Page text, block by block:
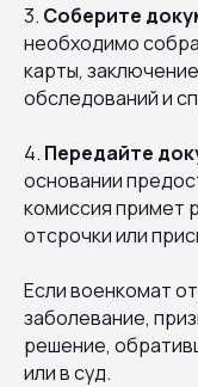
3. Соберите
необходимо
карты,
обследований и
4. Передайте
основании
комиссия примет
отсрочки или
Если военкомат
заболевание,
решение,
или в суд.